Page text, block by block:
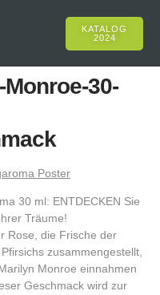
KATALOG
2024
30-
30 ml: ENTDECKEN Sie
Träume!
Rose, die Frische der
zusammengestellt,
Monroe einnahmen
Geschmack wird zur